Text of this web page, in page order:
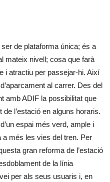
ser de plataforma única; és a
mateix nivell; cosa que farà
i atractiu per passejar-hi. Així
al carrer. Des del
amb ADIF la possibilitat que
l’estació en alguns horaris.
espai més verd, ample i
a més les vies del tren. Per
gran reforma de l’estació
de la línia
per als seus usuaris i, en